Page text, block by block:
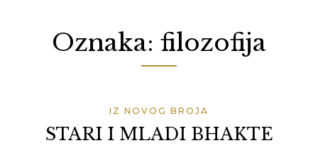
Oznaka: filozofija
IZ NOVOG BROJA
STARI I MLADI BHAKTE